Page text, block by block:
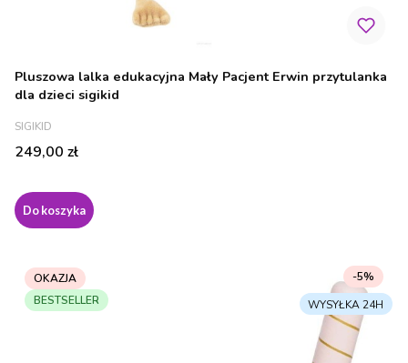
Pluszowa lalka edukacyjna Mały Pacjent Erwin przytulanka
dla dzieci sigikid
PRODUCENT
SIGIKID
Cena
249,00 zł
Do koszyka
OKAZJA
BESTSELLER
-5%